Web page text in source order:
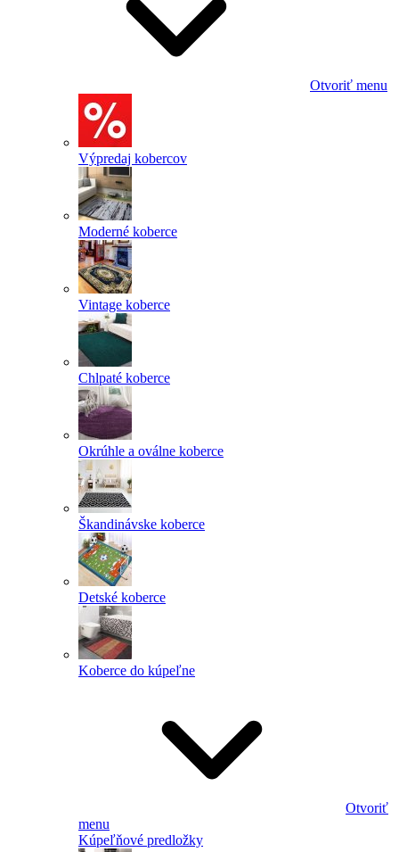
Otvoriť menu
Výpredaj kobercov
Moderné koberce
Vintage koberce
Chlpaté koberce
Okrúhle a oválne koberce
Škandinávske koberce
Detské koberce
Koberce do kúpeľne
Otvoriť
menu
Kúpeľňové predložky